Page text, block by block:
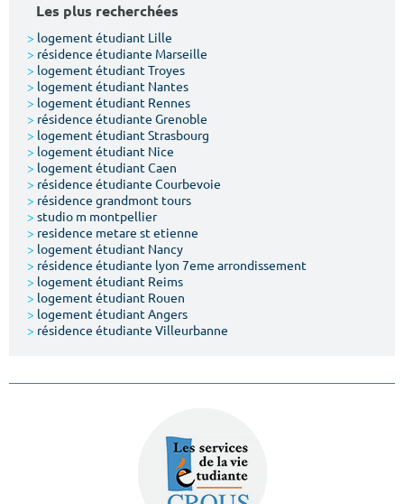
Type de location
Votre date d'entrée
Chercher
Les plus recherchées
> logement étudiant Lille
> résidence étudiante Marseille
> logement étudiant Troyes
> logement étudiant Nantes
> logement étudiant Rennes
> résidence étudiante Grenoble
> logement étudiant Strasbourg
> logement étudiant Nice
> logement étudiant Caen
> résidence étudiante Courbevoie
> résidence grandmont tours
> studio m montpellier
> residence metare st etienne
> logement étudiant Nancy
> résidence étudiante lyon 7eme arrondissement
> logement étudiant Reims
> logement étudiant Rouen
> logement étudiant Angers
> résidence étudiante Villeurbanne